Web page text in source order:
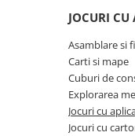
Puzzle-uri progresive
Puzzle-uri stratificate
Instrumente si
Stampile si tusiere
Lucru manual
Cusut si tricotaj
pentru copii
Jocuri de societate
Jocuri logice pentru
Jocuri matematice
Jocuri pentru
JOCURI
Asamblare si
Carti si mape
Cuburi de
Explorarea
Jocuri cu
Jocuri cu